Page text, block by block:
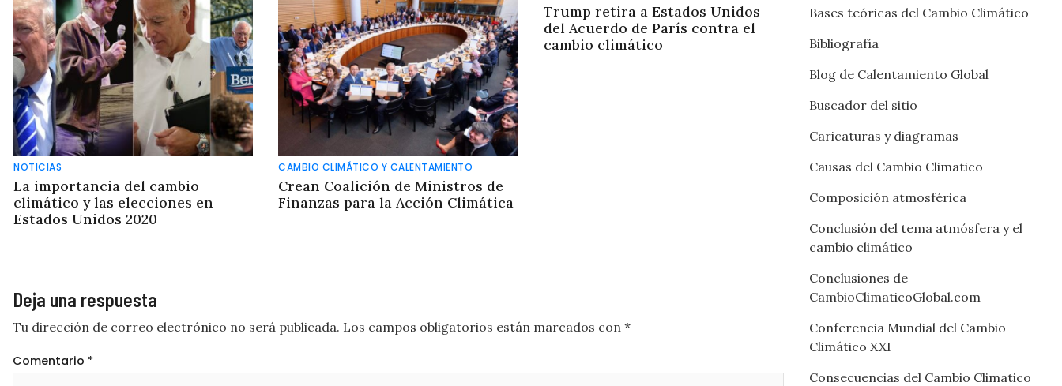
NOTICIAS
La importancia del cambio
climático y las elecciones en
Estados Unidos 2020
CAMBIO CLIMÁTICO Y CALENTAMIENTO
Crean Coalición de Ministros de
Finanzas para la Acción Climática
Trump retira a Estados Unidos
del Acuerdo de París contra el
cambio climático
Deja una respuesta
Tu dirección de correo electrónico no será publicada. Los campos obligatorios están marcados con *
Comentario *
Bases teóricas del Cambio Climático
Bibliografía
Blog de Calentamiento Global
Buscador del sitio
Caricaturas y diagramas
Causas del Cambio Climatico
Composición atmosférica
Conclusión del tema atmósfera y el
cambio climático
Conclusiones de
CambioClimaticoGlobal.com
Conferencia Mundial del Cambio
Climático XXI
Consecuencias del Cambio Climatico